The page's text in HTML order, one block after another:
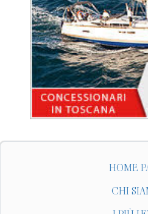
HOME
CHI